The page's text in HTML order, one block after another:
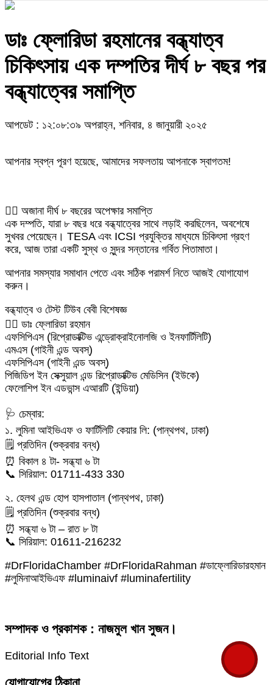
ডাঃ ফ্লোরিডা রহমানের বন্ধ্যাত্ব
চিকিৎসায় এক দম্পতির দীর্ঘ ৮ বছর পর
বন্ধ্যাত্বের সমাপ্তি
আপডেট : ১২:০৮:৩৯ অপরাহ্ন, শনিবার, ৪ জানুয়ারী ২০২৫
আপনার স্বপ্ন পূরণ হয়েছে, আমাদের সফলতায় আপনাকে স্বাগতম!
👨‍⚕️ অজানা দীর্ঘ ৮ বছরের অপেক্ষার সমাপ্তি
এক দম্পতি, যারা ৮ বছর ধরে বন্ধ্যাত্বের সাথে লড়াই করছিলেন, অবশেষে
সুখবর পেয়েছেন। TESA এবং ICSI প্রযুক্তির মাধ্যমে চিকিৎসা গ্রহণ
করে, আজ তারা একটি সুস্থ ও সুন্দর সন্তানের গর্বিত পিতামাতা।
আপনার সমস্যার সমাধান পেতে এবং সঠিক পরামর্শ নিতে আজই যোগাযোগ
করুন।
বন্ধ্যাত্ব ও টেস্ট টিউব বেবী বিশেষজ্ঞ
👩‍⚕️ ডাঃ ফ্লোরিডা রহমান
এফসিপিএস (রিপ্রোডাক্টিভ এন্ড্রোক্রাইনোলজি ও ইনফার্টিলিটি)
এমএস (গাইনী এন্ড অবস্)
এফসিপিএস (গাইনী এন্ড অবস্)
পিজিডিপ ইন সেক্সুয়াল এন্ড রিপ্রোডাক্টিভ মেডিসিন (ইউকে)
ফেলোশিপ ইন এডভান্স এআরটি (ইন্ডিয়া)
🩺 চেম্বার:
১. লুমিনা আইভিএফ ও ফার্টিলিটি কেয়ার লি: (পান্থপথ, ঢাকা)
🗒 প্রতিদিন (শুক্রবার বন্ধ)
⏰ বিকাল ৪ টা- সন্ধ্যা ৬ টা
📞 সিরিয়াল: 01711-433 330
২. হেলথ এন্ড হোপ হাসপাতাল (পান্থপথ, ঢাকা)
🗒 প্রতিদিন (শুক্রবার বন্ধ)
⏰ সন্ধ্যা ৬ টা – রাত ৮ টা
📞 সিরিয়াল: 01611-216232
#DrFloridaChamber #DrFloridaRahman #ডাফ্লোরিডারহমান
#লুমিনাআইভিএফ #luminaivf #luminafertility
সম্পাদক ও প্রকাশক : নাজমুল খান সুজন।
Editorial Info Text
যোগাযোগের ঠিকানা